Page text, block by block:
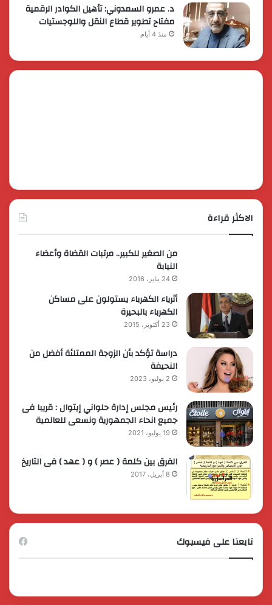
د. عمرو السمدوني: تأهيل الكوادر الرقمية
مفتاح تطوير قطاع النقل واللوجستيات
منذ 4 أيام
الاكثر قراءة
من الصغير للكبير.. مرتبات القضاة وأعضاء
النيابة
24 يناير، 2016
أثرياء الكهرباء يستولون على مساكن
الكهرباء بالبحيرة
23 أكتوبر، 2015
دراسة تؤكد بأن الزوجة الممتلئة أفضل من
النحيفة
2 يوليو، 2023
رئيس مجلس إدارة حلواني إيتوال : قريبا فى
جميع انحاء الجمهورية ونسعى للعالمية
19 يوليو، 2021
الفرق بين كلمة ( عصر ) و ( عهد ) فى التاريخ
8 أبريل، 2017
تابعنا على فيسبوك